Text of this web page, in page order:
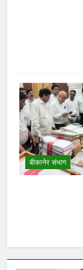
बीकानेर संभाग